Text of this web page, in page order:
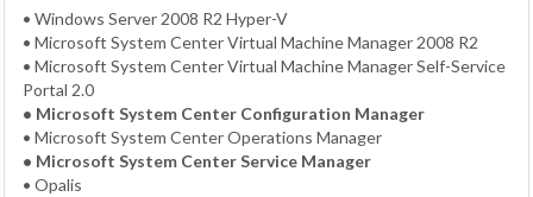
• Windows Server 2008 R2 Hyper-V
• Microsoft System Center Virtual Machine Manager 2008 R2
• Microsoft System Center Virtual Machine Manager Self-Service
Portal 2.0
• Microsoft System Center Configuration Manager
• Microsoft System Center Operations Manager
• Microsoft System Center Service Manager
• Opalis